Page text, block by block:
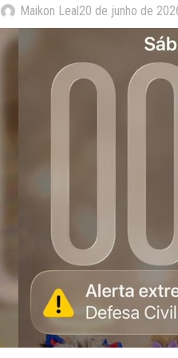
Maikon Leal 20 de junho de